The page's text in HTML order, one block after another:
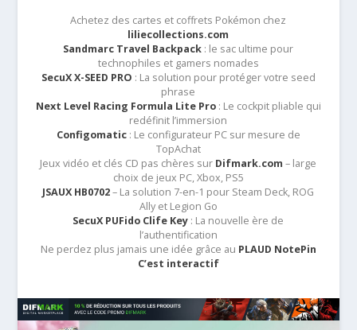
Achetez des cartes et coffrets Pokémon chez
liliecollections.com
Sandmarc Travel Backpack : le sac ultime pour
technophiles et gamers nomades
SecuX X-SEED PRO : La solution pour protéger votre seed
phrase
Next Level Racing Formula Lite Pro: Le cockpit pliable qui
redéfinit l’immersion
Configomatic: Le configurateur PC sur mesure de
TopAchat
Jeux vidéo et clés CD pas chères sur Difmark.com – large
choix de jeux PC, Xbox, PS5
JSAUX HB0702– La solution 7-en-1 pour Steam Deck, ROG
Ally et Legion Go
SecuX PUFido Clife Key : La nouvelle ère de
l’authentification
Ne perdez plus jamais une idée grâce au PLAUD NotePin
C’est interactif